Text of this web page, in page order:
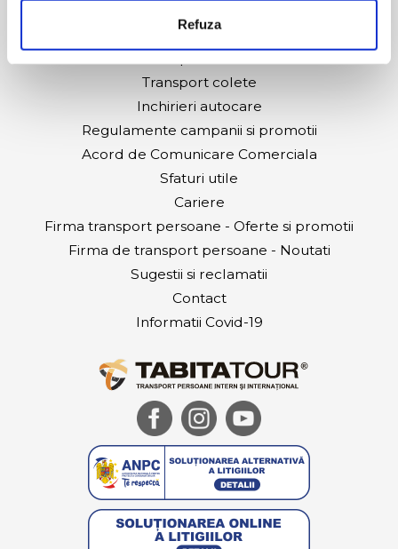
Refuza
Transport International
Transport colete
Inchirieri autocare
Regulamente campanii si promotii
Acord de Comunicare Comerciala
Sfaturi utile
Cariere
Firma transport persoane - Oferte si promotii
Firma de transport persoane - Noutati
Sugestii si reclamatii
Contact
Informatii Covid-19